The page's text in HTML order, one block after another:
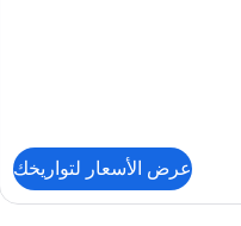
عرض الأسعار لتواريخك